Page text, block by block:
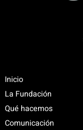
Inicio
La Fundación
Qué hacemos
Comunicación